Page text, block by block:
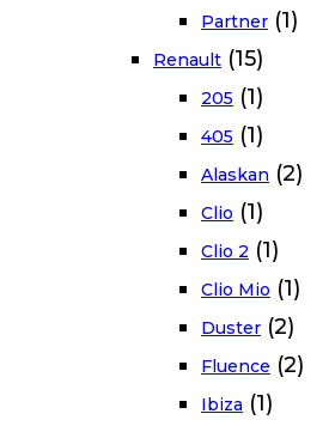
Partner (1)
Renault (15)
205 (1)
405 (1)
Alaskan (2)
Clio (1)
Clio 2 (1)
Clio Mio (1)
Duster (2)
Fluence (2)
Ibiza (1)